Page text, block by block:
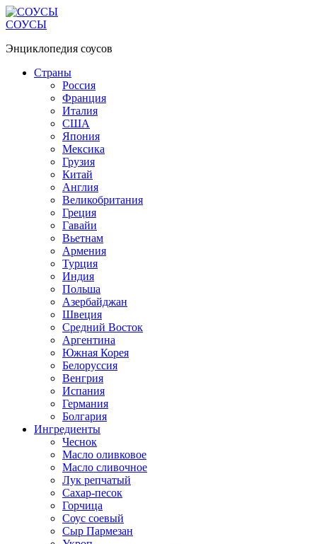
Перейти
к
СОУСЫ
Энциклопедия соусов
Страны
Россия
Франция
Италия
США
Япония
Мексика
Грузия
Китай
Англия
Великобритания
Греция
Гавайи
Вьетнам
Армения
Турция
Индия
Польша
Азербайджан
Швеция
Средний Восток
Аргентина
Южная Корея
Белоруссия
Венгрия
Испания
Германия
Болгария
Ингредиенты
Чеснок
Масло оливковое
Масло сливочное
Лук репчатый
Сахар-песок
Горчица
Соус соевый
Сыр Пармезан